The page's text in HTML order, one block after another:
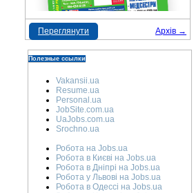
Архів →
Переглянути
Полезные ссылки
Vakansii.ua
Resume.ua
Personal.ua
JobSite.com.ua
UaJobs.com.ua
Srochno.ua
Робота на Jobs.ua
Робота в Києві на Jobs.ua
Робота в Дніпрі на Jobs.ua
Робота у Львові на Jobs.ua
Робота в Одессі на Jobs.ua